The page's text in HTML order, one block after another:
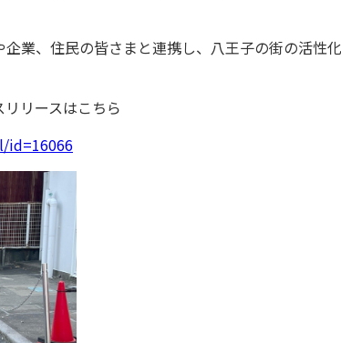
業、住民の皆さまと連携し、八王子の街の活性
リースはこちら
id=16066